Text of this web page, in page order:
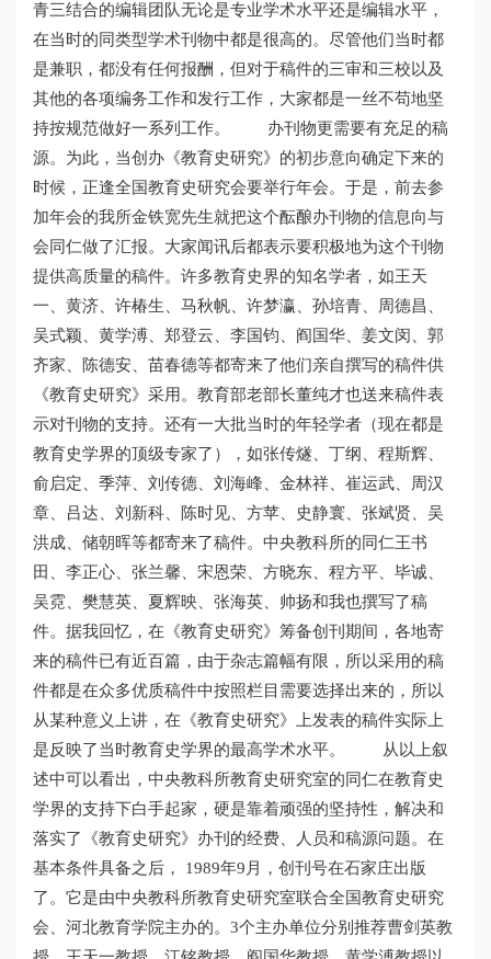
青三结合的编辑团队无论是专业学术水平还是编辑水平，
在当时的同类型学术刊物中都是很高的。尽管他们当时都
是兼职，都没有任何报酬，但对于稿件的三审和三校以及
其他的各项编务工作和发行工作，大家都是一丝不苟地坚
持按规范做好一系列工作。 办刊物更需要有充足的稿
源。为此，当创办《教育史研究》的初步意向确定下来的
时候，正逢全国教育史研究会要举行年会。于是，前去参
加年会的我所金铁宽先生就把这个酝酿办刊物的信息向与
会同仁做了汇报。大家闻讯后都表示要积极地为这个刊物
提供高质量的稿件。许多教育史界的知名学者，如王天
一、黄济、许椿生、马秋帆、许梦瀛、孙培青、周德昌、
吴式颖、黄学溥、郑登云、李国钧、阎国华、姜文闵、郭
齐家、陈德安、苗春德等都寄来了他们亲自撰写的稿件供
《教育史研究》采用。教育部老部长董纯才也送来稿件表
示对刊物的支持。还有一大批当时的年轻学者（现在都是
教育史学界的顶级专家了），如张传燧、丁纲、程斯辉、
俞启定、季萍、刘传德、刘海峰、金林祥、崔运武、周汉
章、吕达、刘新科、陈时见、方苹、史静寰、张斌贤、吴
洪成、储朝晖等都寄来了稿件。中央教科所的同仁王书
田、李正心、张兰馨、宋恩荣、方晓东、程方平、毕诚、
吴霓、樊慧英、夏辉映、张海英、帅扬和我也撰写了稿
件。据我回忆，在《教育史研究》筹备创刊期间，各地寄
来的稿件已有近百篇，由于杂志篇幅有限，所以采用的稿
件都是在众多优质稿件中按照栏目需要选择出来的，所以
从某种意义上讲，在《教育史研究》上发表的稿件实际上
是反映了当时教育史学界的最高学术水平。 从以上叙
述中可以看出，中央教科所教育史研究室的同仁在教育史
学界的支持下白手起家，硬是靠着顽强的坚持性，解决和
落实了《教育史研究》办刊的经费、人员和稿源问题。在
基本条件具备之后， 1989年9月，创刊号在石家庄出版
了。它是由中央教科所教育史研究室联合全国教育史研究
会、河北教育学院主办的。3个主办单位分别推荐曹剑英教